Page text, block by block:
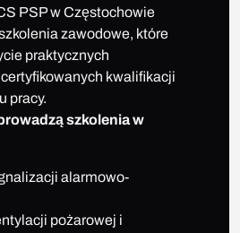
PSP w Częstochowie
zawodowe, które
praktycznych
kwalifikacji
pracy.
szkolenia w
alarmowo-
pożarowej i